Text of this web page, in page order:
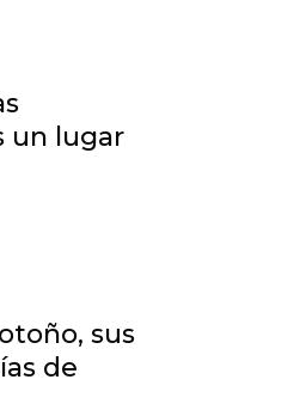
un lugar
sus
de